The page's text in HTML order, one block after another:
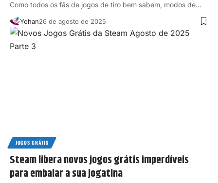
Como todos os fãs de jogos de tiro bem sabem, modos de…
Yohan26 de agosto de 2025
JOGOS GRÁTIS
Steam libera novos jogos grátis imperdíveis
para embalar a sua jogatina